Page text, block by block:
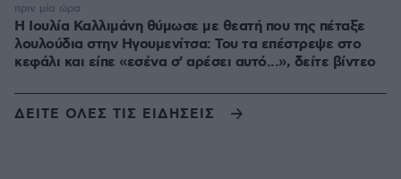
Η Ιουλία Καλλιμάνη θύμωσε με θεατή που της πέταξε
λουλούδια στην Ηγουμενίτσα: Του τα επέστρεψε στο
κεφάλι και είπε «εσένα σ' αρέσει αυτό...», δείτε βίντεο
πριν μία ώρα
ΔΕΙΤΕ ΟΛΕΣ ΤΙΣ ΕΙΔΗΣΕΙΣ